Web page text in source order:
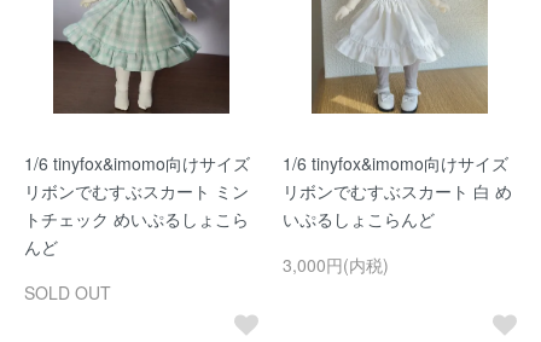
1/6 tinyfox&imomo向けサイズ
リボンでむすぶスカート ミン
トチェック めいぷるしょこら
んど
SOLD OUT
1/6 tinyfox&imomo向けサイズ
リボンでむすぶスカート 白 め
いぷるしょこらんど
3,000円(内税)